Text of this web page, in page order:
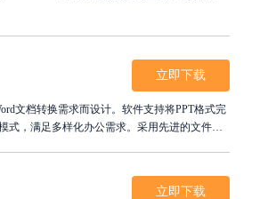
文档转换需求而设计。软件支持将PPT格式完
式，满足多样化办公需求。采用先进的文件解
立即下载
立即下载